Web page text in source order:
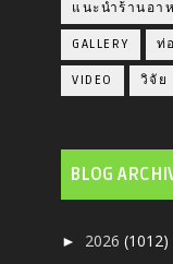
แนะนำร้านอา
GALLERY ท่
VIDEO วิจัย
BLOG
► 2026(1012)